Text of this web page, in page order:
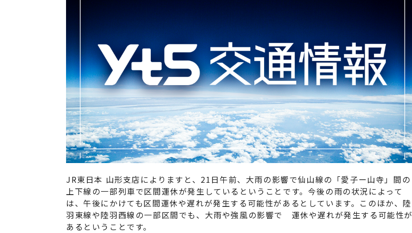
JR東日本 山形支店によりますと、21日午前、大雨の影響で仙山線の「愛子ー山寺」間の
上下線の一部列車で区間運休が発生しているということです。今後の雨の状況によって
は、午後にかけても区間運休や遅れが発生する可能性があるとしています。このほか、陸
羽東線や陸羽西線の一部区間でも、大雨や強風の影響で 運休や遅れが発生する可能性が
あるということです。